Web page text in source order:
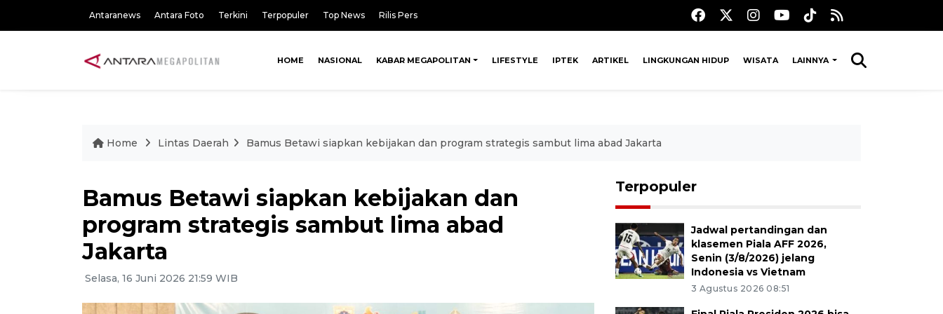
Antaranews Antara Foto Terkini Terpopuler Top News Rilis Pers
HOME NASIONAL KABAR MEGAPOLITAN LIFESTYLE IPTEK ARTIKEL LINGKUNGAN HIDUP WISATA LAINNYA
Home Lintas Daerah Bamus Betawi siapkan kebijakan dan program strategis sambut lima abad Jakarta
Bamus Betawi siapkan kebijakan dan
program strategis sambut lima abad
Jakarta
Selasa, 16 Juni 2026 21:59 WIB
Terpopuler
Jadwal pertandingan dan
klasemen Piala AFF 2026,
Senin (3/8/2026) jelang
Indonesia vs Vietnam
3 Agustus 2026 08:51